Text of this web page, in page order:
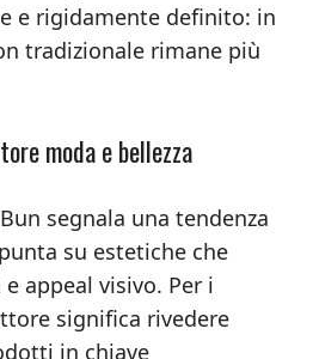
e rigidamente definito: in
tradizionale rimane più
moda e bellezza
segnala una tendenza
su estetiche che
appeal visivo. Per i
significa rivedere
in chiave